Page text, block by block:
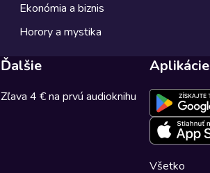
Ekonómia a biznis
Horory a mystika
Ďalšie
Zľava 4 € na prvú audioknihu
Aplikácie
Všetko